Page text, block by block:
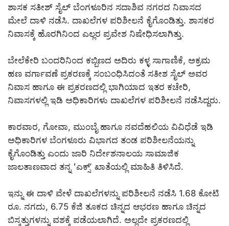
ಶಾಸಕ ಸತೀಶ್ ಸೈಲ್ ಬೆಂಗಳೂರಿನ ಸದಾಶಿವ ನಗರದ ನಿವಾಸದ
ಮೇಲೆ ದಾಳಿ ನಡೆಸಿ. ದಾಖಲೆಗಳ ಪರಿಶೀಲನೆ ಕೈಗೊಂಡಿತ್ತು. ಶಾಸಕರ
ನಿವಾಸಕ್ಕೆ ಹೊರಗಿನಿಂದ ಎಲ್ಲರ ಪ್ರವೇಶ ನಿಷೇಧಿಸಲಾಗಿತ್ತು.
ಬೇಲೆಕೇರಿ ಬಂದರಿನಿಂದ ಕಬ್ಬಿಣದ ಅದಿರು ಕಳ್ಳ ಸಾಗಾಣಿಕೆ, ಅಕ್ರಮ
ಹಣ ವರ್ಗಾವಣೆ ಪ್ರಕರಣಕ್ಕೆ ಸಂಬಂಧಿಸಿದಂತೆ ಸತೀಶ ಸೈಲ್ ಅವರ
ನಿವಾಸ ಹಾಗೂ ಈ ಪ್ರಕರಣದಲ್ಲಿ ಭಾಗಿಯಾದ ಇತರ ಕಚೇರಿ,
ನಿವಾಸಗಳಲ್ಲಿ ಇಡಿ ಅಧಿಕಾರಿಗಳು ದಾಖಲೆಗಳ ಪರಿಶೀಲನೆ ನಡೆಸಿದ್ದರು.
ಕಾರವಾರ, ಗೋವಾ, ಮುಂಬೈ ಹಾಗೂ ನವದೆಹಲಿಯ ವಿವಿಧೆಡೆ ಇಡಿ
ಅಧಿಕಾರಿಗಳ ಬೆಂಗಳೂರು ವಿಭಾಗದ ತಂಡ ಪರಿಶೀಲನೆಯನ್ನು
ಕೈಗೊಂಡಿತ್ತು ಎಂದು ಜಾರಿ ನಿರ್ದೇಶನಾಲಯ ಸಾಮಾಜಿಕ
ಜಾಲತಾಣವಾದ ತನ್ನ ʻಎಕ್ಸ್ʼ ಖಾತೆಯಲ್ಲಿ ಮಾಹಿತಿ ತಿಳಿಸಿದೆ.
ಇನ್ನು ಈ ದಾಳಿ ವೇಳೆ ದಾಖಲೆಗಳನ್ನು ಪರಿಶೀಲನೆ ನಡೆಸಿ 1.68 ಕೋಟಿ
ರೂ. ನಗದು, 6.75 ಕೆಜಿ ತೂಕದ ಚಿನ್ನದ ಆಭರಣ ಹಾಗೂ ಚಿನ್ನದ
ಬಿಸ್ಕತ್ತುಗಳನ್ನು ವಶಕ್ಕೆ ಪಡೆಯಲಾಗಿದೆ. ಅಲ್ಲದೇ ಪ್ರಕರಣದಲ್ಲಿ